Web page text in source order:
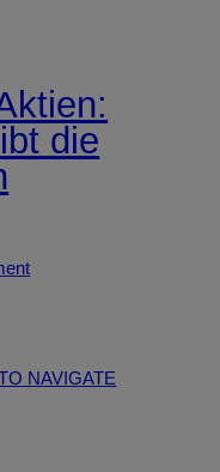
die
NAVIGATE